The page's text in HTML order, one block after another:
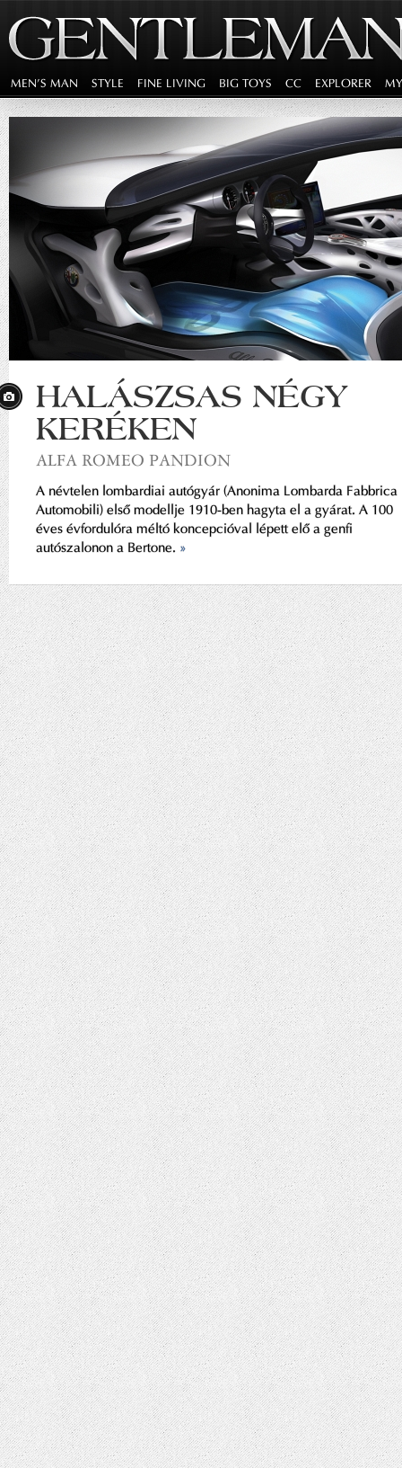
MEN'S MAN STYLE FINE LIVING BIG TOYS CC EXPLORER
HALÁSZSAS NÉGY
KERÉKEN
ALFA ROMEO PANDION
A névtelen lombardiai autógyár (Anonima Lombarda Fabbrica
Automobili) első modellje 1910-ben hagyta el a gyárat. A 100
éves évfordulóra méltó koncepcióval lépett elő a genfi
autószalonon a Bertone. »